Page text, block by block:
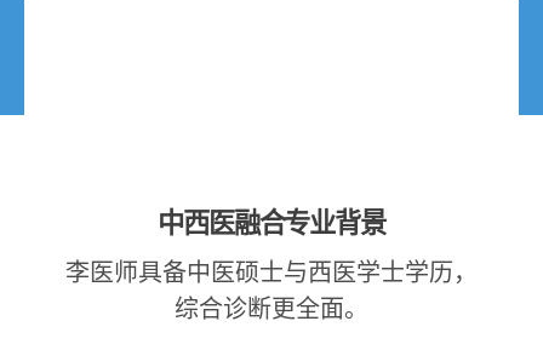
中西医融合专业背景
李医师具备中医硕士与西医学士学历，
综合诊断更全面。